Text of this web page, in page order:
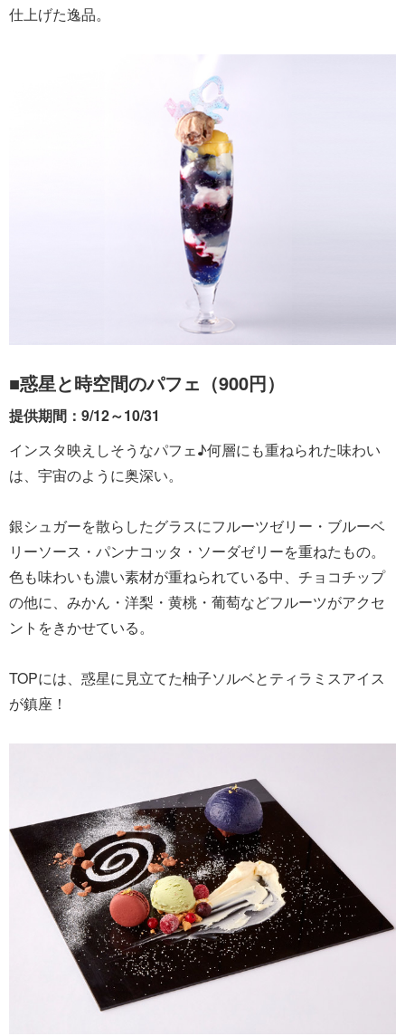
仕上げた逸品。
■惑星と時空間のパフェ（900円）
提供期間：9/12～10/31
インスタ映えしそうなパフェ♪何層にも重ねられた味わい
は、宇宙のように奥深い。
銀シュガーを散らしたグラスにフルーツゼリー・ブルーベ
リーソース・パンナコッタ・ソーダゼリーを重ねたもの。
色も味わいも濃い素材が重ねられている中、チョコチップ
の他に、みかん・洋梨・黄桃・葡萄などフルーツがアクセ
ントをきかせている。
TOPには、惑星に見立てた柚子ソルベとティラミスアイス
が鎮座！